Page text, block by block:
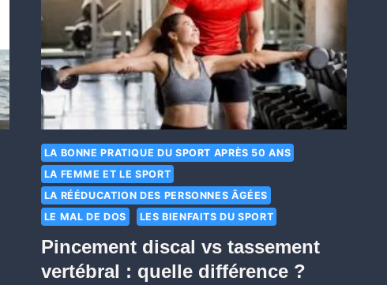
LA BONNE PRATIQUE DU SPORT APRÈS 50 ANS
LA FEMME ET LE SPORT
LA RÉÉDUCATION DES PERSONNES ÂGÉES
LE MAL DE DOS
LES BIENFAITS DU SPORT
Pincement discal vs tassement
vertébral : quelle différence ?